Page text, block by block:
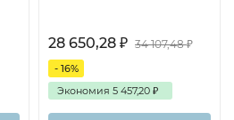
28 650,28 ₽ 34 107,48₽
- 16%
Экономия 5 457,20 ₽